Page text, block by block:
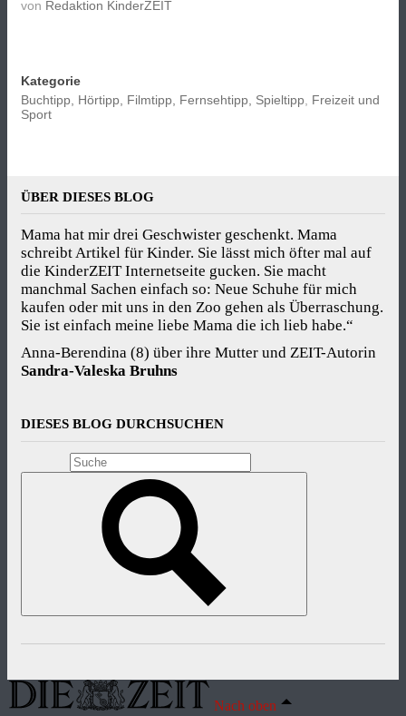
von Redaktion KinderZEIT
Kategorie
Buchtipp, Hörtipp, Filmtipp, Fernsehtipp, Spieltipp Freizeit und
Sport
ÜBER DIESES BLOG
Mama hat mir drei Geschwister geschenkt. Mama
schreibt Artikel für Kinder. Sie lässt mich öfter mal auf
die KinderZEIT Internetseite gucken. Sie macht
manchmal Sachen einfach so: Neue Schuhe für mich
kaufen oder mit uns in den Zoo gehen als Überraschung.
Sie ist einfach meine liebe Mama die ich lieb habe.“
Anna-Berendina (8) über ihre Mutter und ZEIT-Autorin
Sandra-Valeska Bruhns
DIESES BLOG DURCHSUCHEN
Nach oben